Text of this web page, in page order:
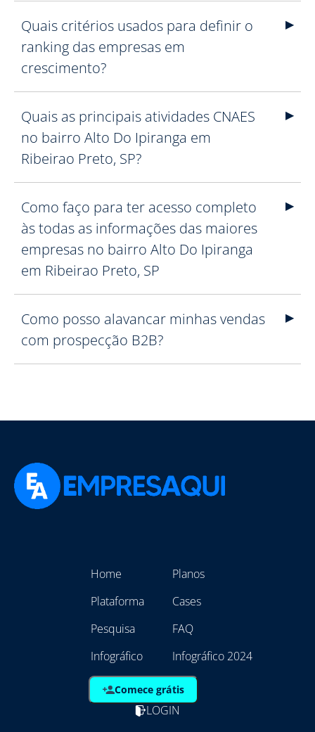
Quais critérios usados para definir o
ranking das empresas em
crescimento?
Quais as principais atividades CNAES
no bairro Alto Do Ipiranga em
Ribeirao Preto, SP?
Como faço para ter acesso completo
às todas as informações das maiores
empresas no bairro Alto Do Ipiranga
em Ribeirao Preto, SP
Como posso alavancar minhas vendas
com prospecção B2B?
Home
Plataforma
Pesquisa
Infográfico
Planos
Cases
FAQ
Infográfico 2024
Comece grátis
LOGIN